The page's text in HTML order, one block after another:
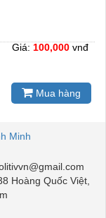
Giá: 100,000 vnđ
Mua hàng
Minh
Hoàng Quốc Việt,